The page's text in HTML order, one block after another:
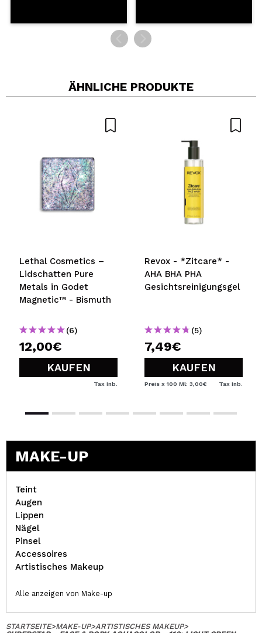
ÄHNLICHE PRODUKTE
Lethal Cosmetics –
Lidschatten Pure
Metals in Godet
Magnetic™ - Bismuth
(6)
12,00€
KAUFEN
Tax Inb.
Revox - *Zitcare* -
AHA BHA PHA
Gesichtsreinigungsgel
(5)
7,49€
KAUFEN
Preis x 100 Ml: 3,00€ Tax Inb.
MAKE-UP
Teint
Augen
Lippen
Nägel
Pinsel
Accessoires
Artistisches Makeup
Alle anzeigen von Make-up
STARTSEITE>MAKE-UP>ARTISTISCHES MAKEUP>